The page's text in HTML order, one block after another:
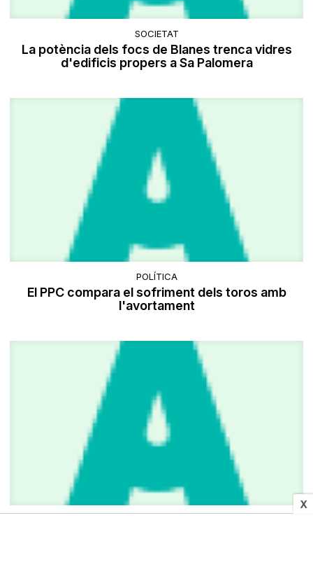
X
SOCIETAT
La potència dels focs de Blanes trenca vidres
d'edificis propers a Sa Palomera
POLÍTICA
El PPC compara el sofriment dels toros amb
l'avortament